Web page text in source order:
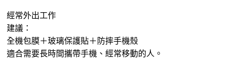
經常外出工作
建議：
全機包膜＋玻璃保護貼＋防摔手機殼
適合需要長時間攜帶手機、經常移動的人。